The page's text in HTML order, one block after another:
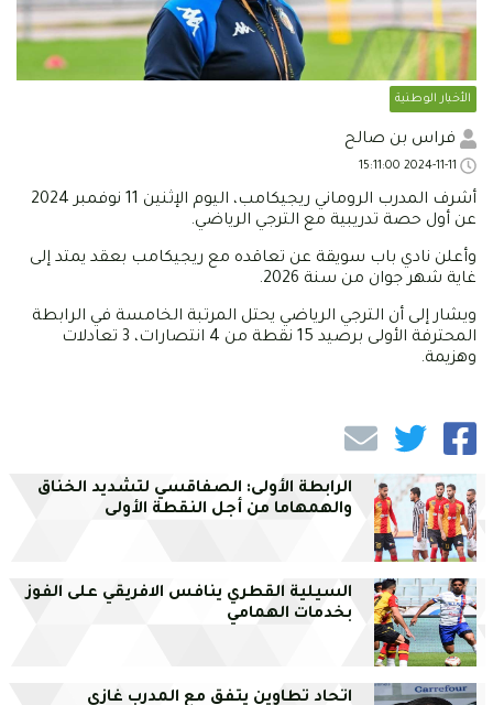
الأخبار الوطنية
فراس بن صالح
أشرف المدرب الروماني ريجيكامب، اليوم الإثنين 11 نوفمبر 2024
عن أول حصة تدريبية مع الترجي الرياضي.
وأعلن نادي باب سويقة عن تعاقده مع ريجيكامب بعقد يمتد إلى
غاية شهر جوان من سنة 2026.
ويشار إلى أن الترجي الرياضي يحتل المرتبة الخامسة في الرابطة
المحترفة الأولى برصيد 15 نقطة من 4 انتصارات، 3 تعادلات
وهزيمة.
الرابطة الأولى: الصفاقسي لتشديد الخناق
والهمهاما من أجل النقطة الأولى
السيلية القطري ينافس الافريقي على الفوز
بخدمات الهمامي
اتحاد تطاوين يتفق مع المدرب غازي